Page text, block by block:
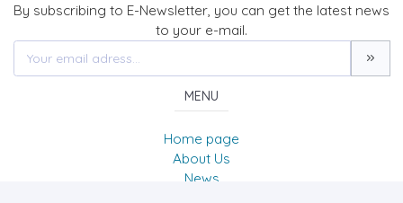
By subscribing to E-Newsletter, you can get the latest news
to your e-mail.
MENU
Home page
About Us
News